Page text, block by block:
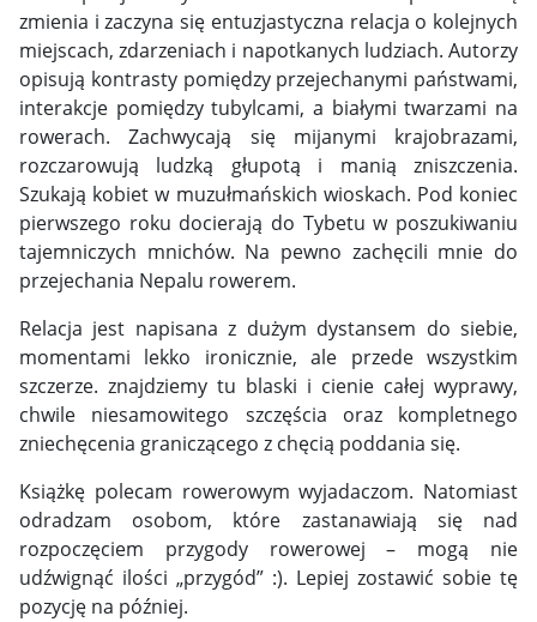
zmienia i zaczyna się entuzjastyczna relacja o kolejnych
miejscach, zdarzeniach i napotkanych ludziach. Autorzy
opisują kontrasty pomiędzy przejechanymi państwami,
interakcje pomiędzy tubylcami, a białymi twarzami na
rowerach. Zachwycają się mijanymi krajobrazami,
rozczarowują ludzką głupotą i manią zniszczenia.
Szukają kobiet w muzułmańskich wioskach. Pod koniec
pierwszego roku docierają do Tybetu w poszukiwaniu
tajemniczych mnichów. Na pewno zachęcili mnie do
przejechania Nepalu rowerem.
Relacja jest napisana z dużym dystansem do siebie,
momentami lekko ironicznie, ale przede wszystkim
szczerze. znajdziemy tu blaski i cienie całej wyprawy,
chwile niesamowitego szczęścia oraz kompletnego
zniechęcenia graniczącego z chęcią poddania się.
Książkę polecam rowerowym wyjadaczom. Natomiast
odradzam osobom, które zastanawiają się nad
rozpoczęciem przygody rowerowej – mogą nie
udźwignąć ilości „przygód” :). Lepiej zostawić sobie tę
pozycję na później.